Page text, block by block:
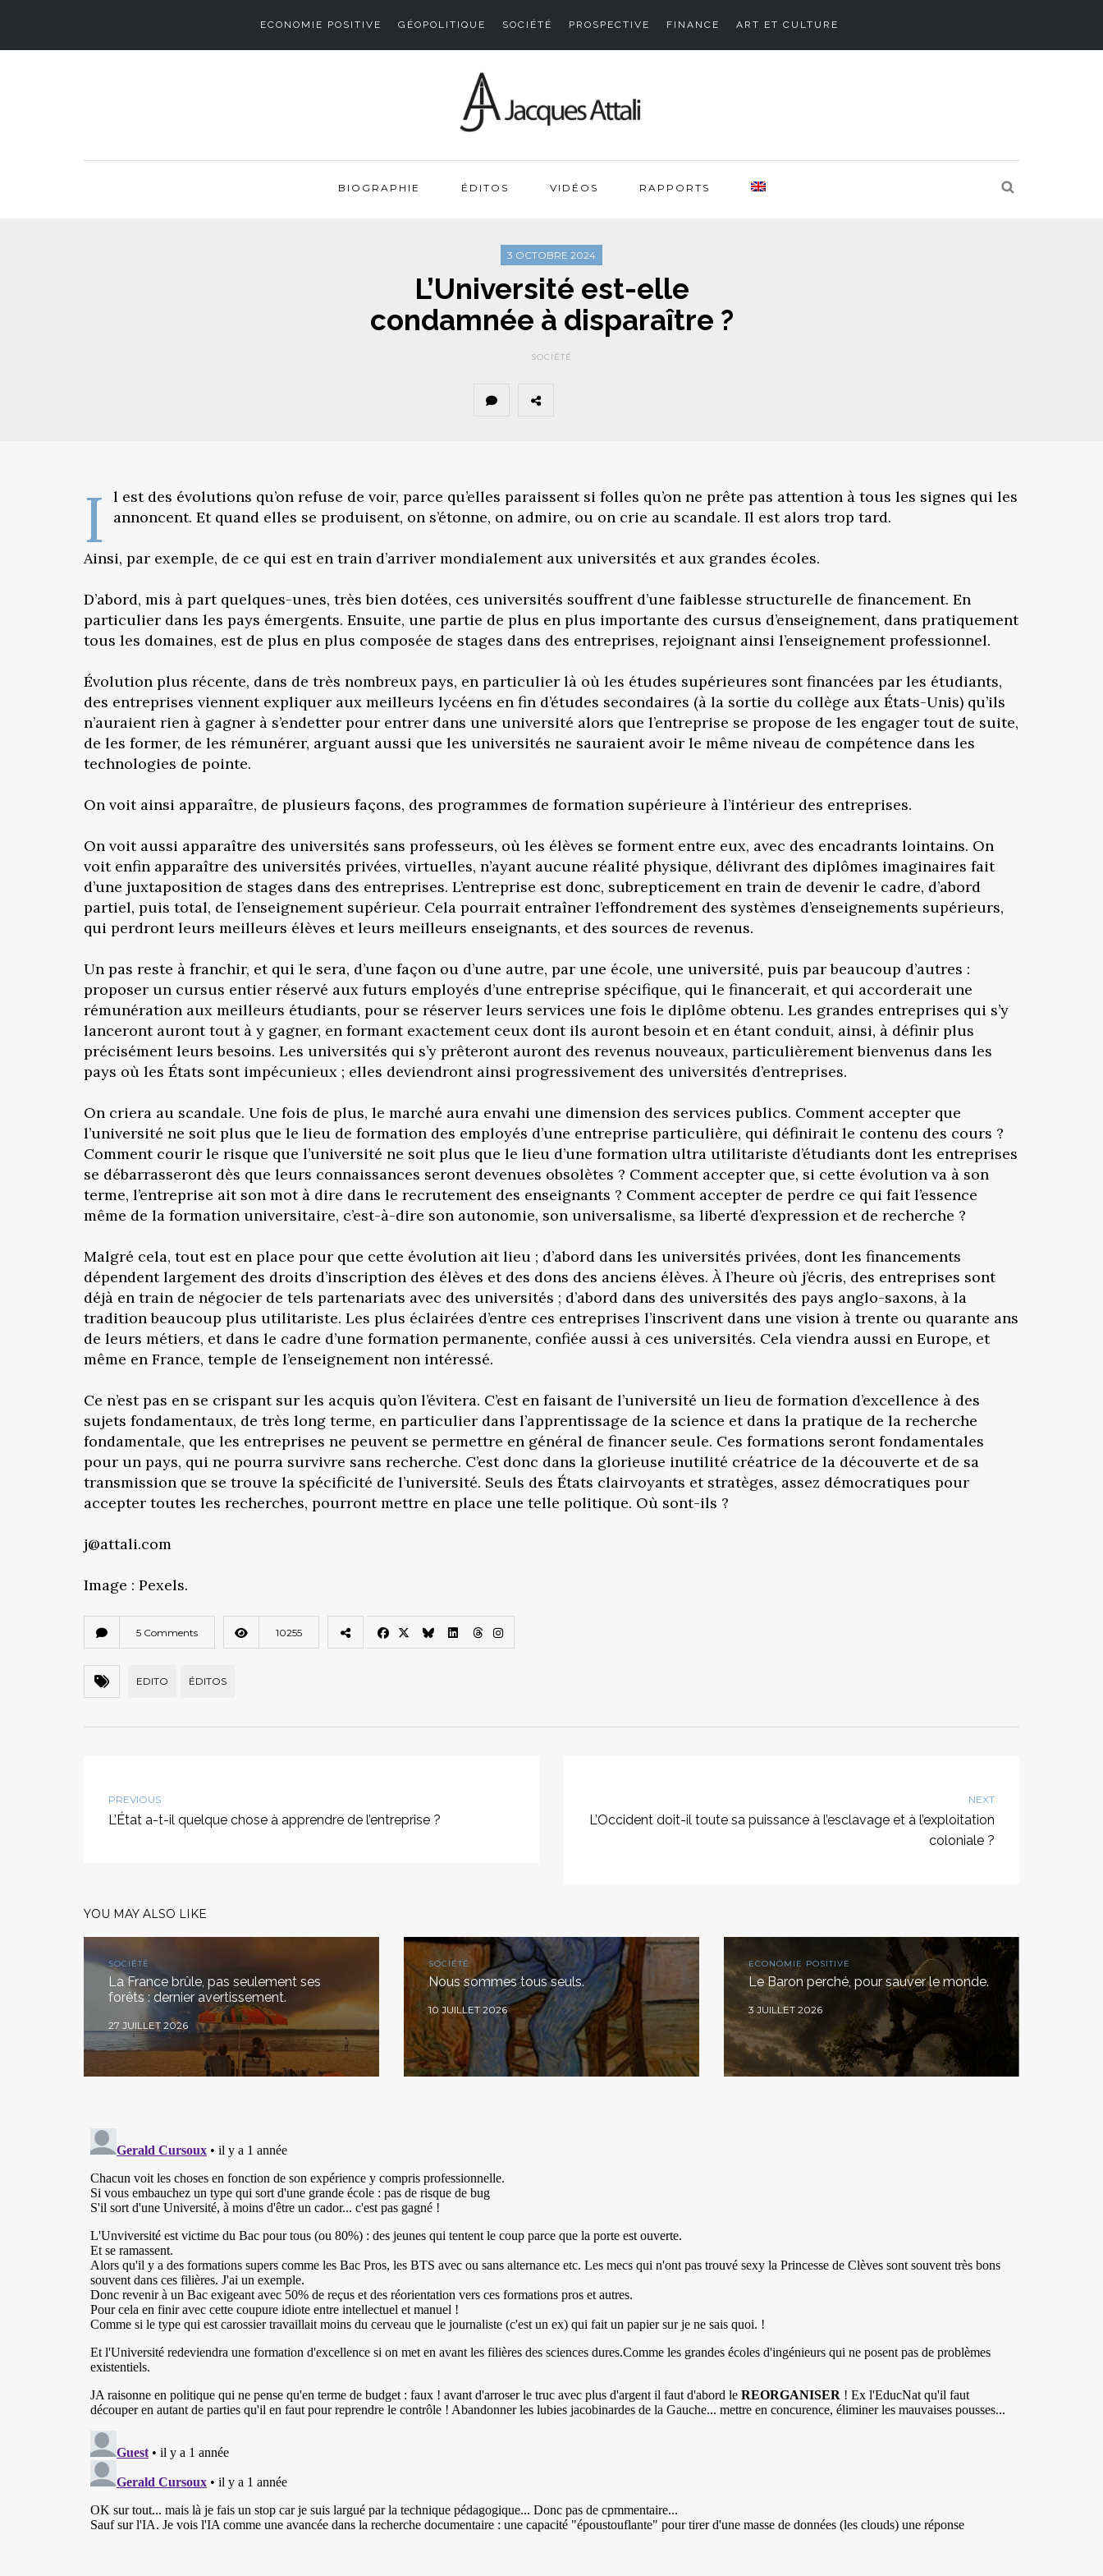
ECONOMIE POSITIVE GÉOPOLITIQUE SOCIÉTÉ PROSPECTIVE FINANCE ART ET CULTURE
BIOGRAPHIE ÉDITOS VIDÉOS RAPPORTS
3 OCTOBRE 2024
L’Université est-elle
condamnée à disparaître ?
SOCIÉTÉ
I
l est des évolutions qu’on refuse de voir, parce qu’elles paraissent si folles qu’on ne prête pas attention à tous les signes qui les
annoncent. Et quand elles se produisent, on s’étonne, on admire, ou on crie au scandale. Il est alors trop tard.
Ainsi, par exemple, de ce qui est en train d’arriver mondialement aux universités et aux grandes écoles.
D’abord, mis à part quelques-unes, très bien dotées, ces universités souffrent d’une faiblesse structurelle de financement. En
particulier dans les pays émergents. Ensuite, une partie de plus en plus importante des cursus d’enseignement, dans pratiquement
tous les domaines, est de plus en plus composée de stages dans des entreprises, rejoignant ainsi l’enseignement professionnel.
Évolution plus récente, dans de très nombreux pays, en particulier là où les études supérieures sont financées par les étudiants,
des entreprises viennent expliquer aux meilleurs lycéens en fin d’études secondaires (à la sortie du collège aux États-Unis) qu’ils
n’auraient rien à gagner à s’endetter pour entrer dans une université alors que l’entreprise se propose de les engager tout de suite,
de les former, de les rémunérer, arguant aussi que les universités ne sauraient avoir le même niveau de compétence dans les
technologies de pointe.
On voit ainsi apparaître, de plusieurs façons, des programmes de formation supérieure à l’intérieur des entreprises.
On voit aussi apparaître des universités sans professeurs, où les élèves se forment entre eux, avec des encadrants lointains. On
voit enfin apparaître des universités privées, virtuelles, n’ayant aucune réalité physique, délivrant des diplômes imaginaires fait
d’une juxtaposition de stages dans des entreprises. L’entreprise est donc, subrepticement en train de devenir le cadre, d’abord
partiel, puis total, de l’enseignement supérieur. Cela pourrait entraîner l’effondrement des systèmes d’enseignements supérieurs,
qui perdront leurs meilleurs élèves et leurs meilleurs enseignants, et des sources de revenus.
Un pas reste à franchir, et qui le sera, d’une façon ou d’une autre, par une école, une université, puis par beaucoup d’autres :
proposer un cursus entier réservé aux futurs employés d’une entreprise spécifique, qui le financerait, et qui accorderait une
rémunération aux meilleurs étudiants, pour se réserver leurs services une fois le diplôme obtenu. Les grandes entreprises qui s’y
lanceront auront tout à y gagner, en formant exactement ceux dont ils auront besoin et en étant conduit, ainsi, à définir plus
précisément leurs besoins. Les universités qui s’y prêteront auront des revenus nouveaux, particulièrement bienvenus dans les
pays où les États sont impécunieux ; elles deviendront ainsi progressivement des universités d’entreprises.
On criera au scandale. Une fois de plus, le marché aura envahi une dimension des services publics. Comment accepter que
l’université ne soit plus que le lieu de formation des employés d’une entreprise particulière, qui définirait le contenu des cours ?
Comment courir le risque que l’université ne soit plus que le lieu d’une formation ultra utilitariste d’étudiants dont les entreprises
se débarrasseront dès que leurs connaissances seront devenues obsolètes ? Comment accepter que, si cette évolution va à son
terme, l’entreprise ait son mot à dire dans le recrutement des enseignants ? Comment accepter de perdre ce qui fait l’essence
même de la formation universitaire, c’est-à-dire son autonomie, son universalisme, sa liberté d’expression et de recherche ?
Malgré cela, tout est en place pour que cette évolution ait lieu ; d’abord dans les universités privées, dont les financements
dépendent largement des droits d’inscription des élèves et des dons des anciens élèves. À l’heure où j’écris, des entreprises sont
déjà en train de négocier de tels partenariats avec des universités ; d’abord dans des universités des pays anglo-saxons, à la
tradition beaucoup plus utilitariste. Les plus éclairées d’entre ces entreprises l’inscrivent dans une vision à trente ou quarante ans
de leurs métiers, et dans le cadre d’une formation permanente, confiée aussi à ces universités. Cela viendra aussi en Europe, et
même en France, temple de l’enseignement non intéressé.
Ce n’est pas en se crispant sur les acquis qu’on l’évitera. C’est en faisant de l’université un lieu de formation d’excellence à des
sujets fondamentaux, de très long terme, en particulier dans l’apprentissage de la science et dans la pratique de la recherche
fondamentale, que les entreprises ne peuvent se permettre en général de financer seule. Ces formations seront fondamentales
pour un pays, qui ne pourra survivre sans recherche. C’est donc dans la glorieuse inutilité créatrice de la découverte et de sa
transmission que se trouve la spécificité de l’université. Seuls des États clairvoyants et stratèges, assez démocratiques pour
accepter toutes les recherches, pourront mettre en place une telle politique. Où sont-ils ?
j@attali.com
Image : Pexels.
5 Comments 10255
EDITO ÉDITOS
PREVIOUS
L’État a-t-il quelque chose à apprendre de l’entreprise ?
NEXT
L’Occident doit-il toute sa puissance à l’esclavage et à l’exploitation
coloniale ?
YOU MAY ALSO LIKE
SOCIÉTÉ
La France brûle, pas seulement ses
forêts : dernier avertissement.
27 JUILLET 2026
SOCIÉTÉ
Nous sommes tous seuls.
10 JUILLET 2026
ECONOMIE POSITIVE
Le Baron perché, pour sauver le monde.
3 JUILLET 2026